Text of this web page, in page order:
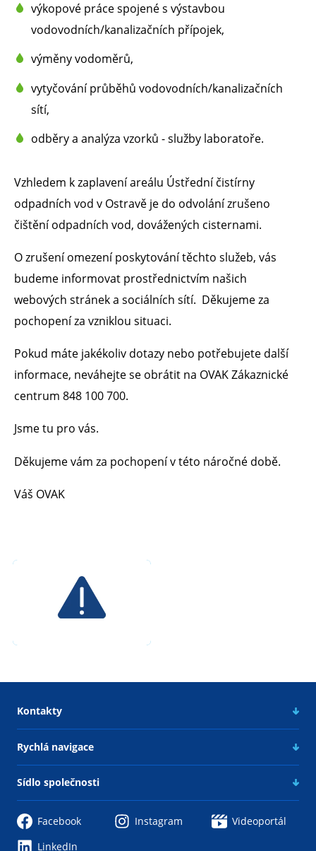
výkopové práce spojené s výstavbou
vodovodních/kanalizačních přípojek,
výměny vodoměrů,
vytyčování průběhů vodovodních/kanalizačních
sítí,
odběry a analýza vzorků - služby laboratoře.
Vzhledem k zaplavení areálu Ústřední čistírny
odpadních vod v Ostravě je do odvolání zrušeno
čištění odpadních vod, dovážených cisternami.
O zrušení omezení poskytování těchto služeb, vás
budeme informovat prostřednictvím našich
webových stránek a sociálních sítí. Děkujeme za
pochopení za vzniklou situaci.
Pokud máte jakékoliv dotazy nebo potřebujete další
informace, neváhejte se obrátit na OVAK Zákaznické
centrum 848 100 700.
Jsme tu pro vás.
Děkujeme vám za pochopení v této náročné době.
Váš OVAK
Kontakty
Rychlá navigace
Sídlo společnosti
Facebook Instagram
Videoportál
LinkedIn